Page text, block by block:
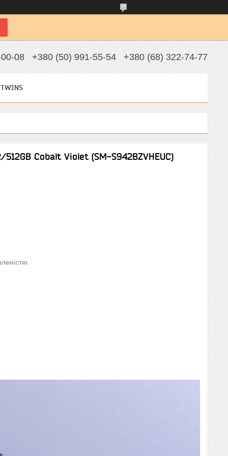
08 +380 (50) 991-55-54 +380 (68) 322-74-77
Cobalt Violet (SM-S942BZVHEUC)